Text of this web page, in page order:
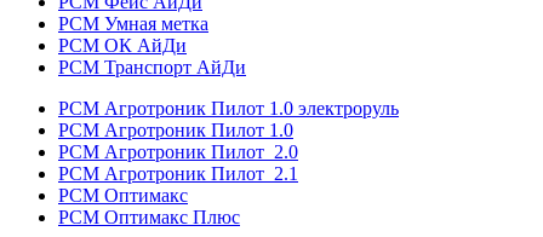
РСМ Умная метка
РСМ ОК АйДи
РСМ Транспорт АйДи
РСМ Агротроник Пилот 1.0 электроруль
РСМ Агротроник Пилот 1.0
РСМ Агротроник Пилот 2.0
РСМ Агротроник Пилот 2.1
РСМ Оптимакс
РСМ Оптимакс Плюс